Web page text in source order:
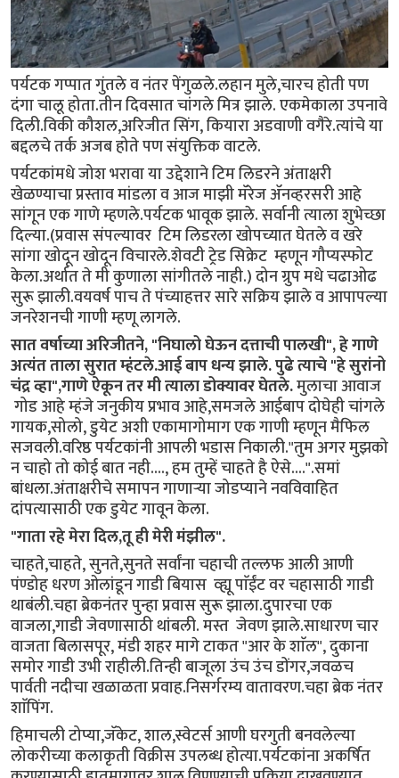
पर्यटक गप्पात गुंतले व नंतर पेंगुळले.लहान मुले,चारच होती पण
दंगा चालू होता.तीन दिवसात चांगले मित्र झाले. एकमेकाला उपनावे
दिली.विकी कौशल,अरिजीत सिंग, कियारा अडवाणी वगैरे.त्यांचे या
बद्दलचे तर्क अजब होते पण संयुक्तिक वाटले.
पर्यटकांमधे जोश भरावा या उद्देशाने टिम लिडरने अंताक्षरी
खेळण्याचा प्रस्ताव मांडला व आज माझी मॅरेज ॲनव्हरसरी आहे
सांगून एक गाणे म्हणले.पर्यटक भावूक झाले. सर्वानी त्याला शुभेच्छा
दिल्या.(प्रवास संपल्यावर टिम लिडरला खोपच्यात घेतले व खरे
सांगा खोदून खोदून विचारले.शेवटी ट्रेड सिक्रेट म्हणून गौप्यस्फोट
केला.अर्थात ते मी कुणाला सांगीतले नाही.) दोन ग्रुप मधे चढाओढ
सुरू झाली.वयवर्ष पाच ते पंच्याहत्तर सारे सक्रिय झाले व आपापल्या
जनरेशनची गाणी म्हणू लागले.
सात वर्षाच्या अरिजीतने, "निघालो घेऊन दत्ताची पालखी", हे गाणे
अत्यंत ताला सुरात म्हंटले.आई बाप धन्य झाले. पुढे त्याचे "हे सुरांनो
चंद्र व्हा",गाणे ऐकून तर मी त्याला डोक्यावर घेतले.मुलाचा आवाज
गोड आहे म्हंजे जनुकीय प्रभाव आहे,समजले आईबाप दोघेही चांगले
गायक,सोलो, डुयेट अशी एकामागोमाग एक गाणी म्हणून मैफिल
सजवली.वरिष्ठ पर्यटकांनी आपली भडास निकाली."तुम अगर मुझको
न चाहो तो कोई बात नही...., हम तुम्हें चाहते है ऐसे....".समां
बांधला.अंताक्षरीचे समापन गाणाऱ्या जोडप्याने नवविवाहित
दांपत्यासाठी एक डुयेट गावून केला.
"गाता रहे मेरा दिल,तू ही मेरी मंझील".
चाहते,चाहते, सुनते,सुनते सर्वांना चहाची तल्लफ आली आणी
पंण्डोह धरण ओलांडून गाडी बियास व्ह्यू पाॅईंट वर चहासाठी गाडी
थाबंली.चहा ब्रेकनंतर पुन्हा प्रवास सुरू झाला.दुपारचा एक
वाजला,गाडी जेवणासाठी थांबली. मस्त जेवण झाले.साधारण चार
वाजता बिलासपूर, मंडी शहर मागे टाकत "आर के शाॅल", दुकाना
समोर गाडी उभी राहीली.तिन्ही बाजूला उंच उंच डोंगर,जवळच
पार्वती नदीचा खळाळता प्रवाह.निसर्गरम्य वातावरण.चहा ब्रेक नंतर
शाॅपिंग.
हिमाचली टोप्या,जॅकेट, शाल,स्वेटर्स आणी घरगुती बनवलेल्या
लोकरीच्या कलाकृती विक्रीस उपलब्ध होत्या.पर्यटकांना अकर्षित